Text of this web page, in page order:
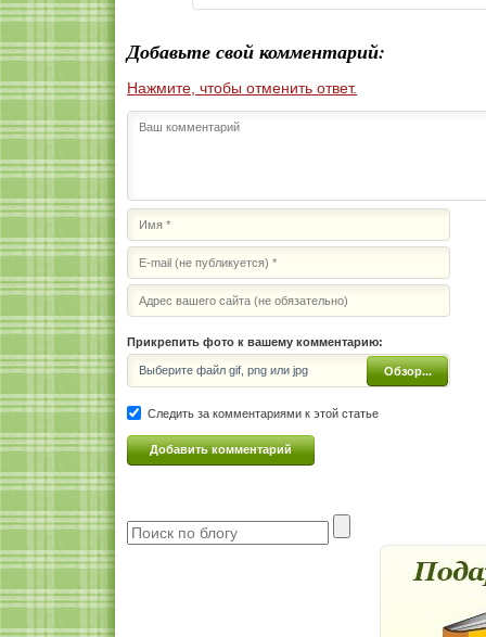
Добавьте свой комментарий:
Нажмите, чтобы отменить ответ.
Прикрепить фото к вашему комментарию:
Выберите файл gif, png или jpg Обзор...
Следить за комментариями к этой статье